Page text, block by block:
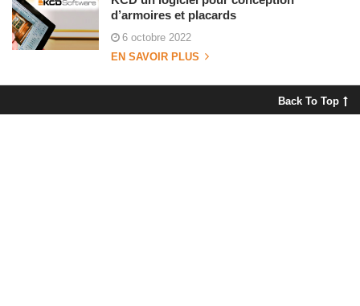
d’armoires et placards
6 octobre 2022
EN SAVOIR PLUS
Back To Top